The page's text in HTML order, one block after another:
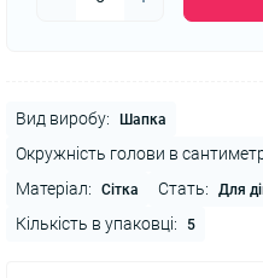
Вид виробу: Шапка
Окружність голови в
Матеріал: Сітка Стать: Для
Кількість в упаковці: 5